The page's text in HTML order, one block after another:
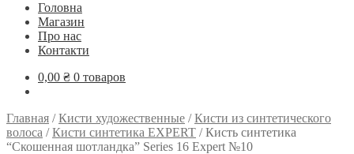
Головна
Магазин
Про нас
Контакти
0,00 ₴ 0 товаров
Главная /Кисти художественные /Кисти из синтетического
волоса /Кисти синтетика EXPERT /Кисть синтетика
“Скошенная шотландка” Series 16 Expert №10